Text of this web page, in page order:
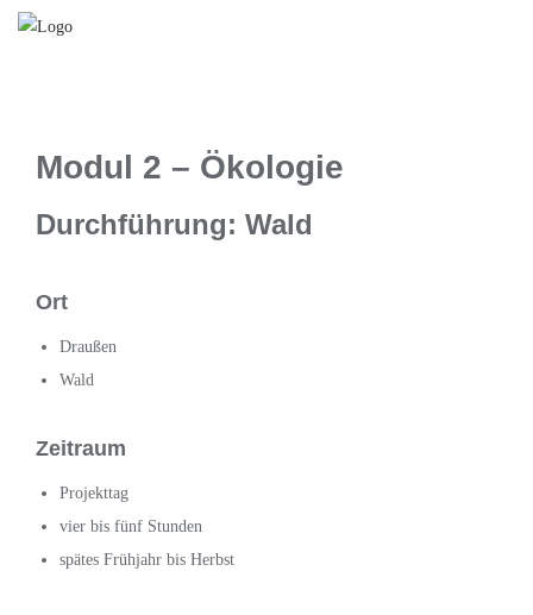
Modul 2 – Ökologie
Durchführung: Wald
Ort
Draußen
Wald
Zeitraum
Projekttag
vier bis fünf Stunden
spätes Frühjahr bis Herbst